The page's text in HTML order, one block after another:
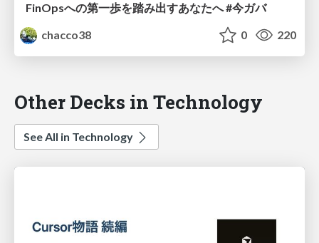
FinOpsへの第一歩を踏み出すあなたへ #今ガバ
chacco38
0 220
Other Decks in Technology
See All in Technology